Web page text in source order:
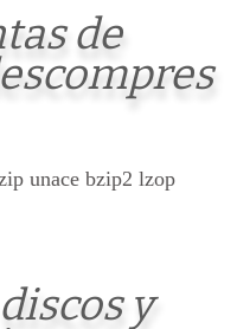
de
unace bzip2 lzop
y